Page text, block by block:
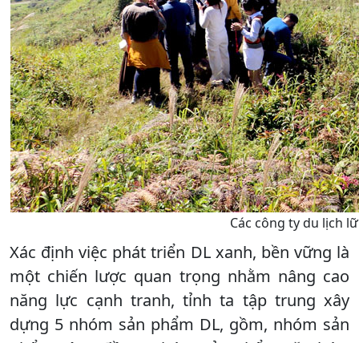
Các công ty du lịch
Xác định việc phát triển DL xanh, bền vững là
một chiến lược quan trọng nhằm nâng cao
năng lực cạnh tranh, tỉnh ta tập trung xây
dựng 5 nhóm sản phẩm DL, gồm, nhóm sản